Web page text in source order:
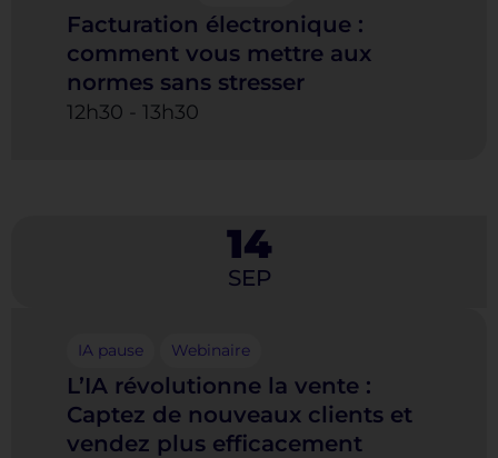
Facturation électronique :
comment vous mettre aux
normes sans stresser
12h30 - 13h30
14
SEP
IA pause Webinaire
L’IA révolutionne la vente :
Captez de nouveaux clients et
vendez plus efficacement